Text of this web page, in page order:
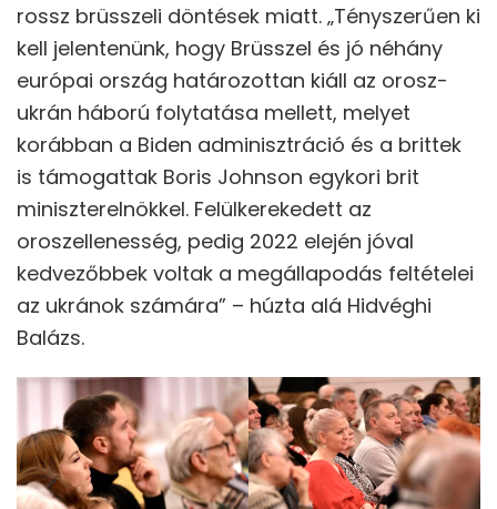
rossz brüsszeli döntések miatt. „Tényszerűen ki
kell jelentenünk, hogy Brüsszel és jó néhány
európai ország határozottan kiáll az orosz-
ukrán háború folytatása mellett, melyet
korábban a Biden adminisztráció és a brittek
is támogattak Boris Johnson egykori brit
miniszterelnökkel. Felülkerekedett az
oroszellenesség, pedig 2022 elején jóval
kedvezőbbek voltak a megállapodás feltételei
az ukránok számára” – húzta alá Hidvéghi
Balázs.